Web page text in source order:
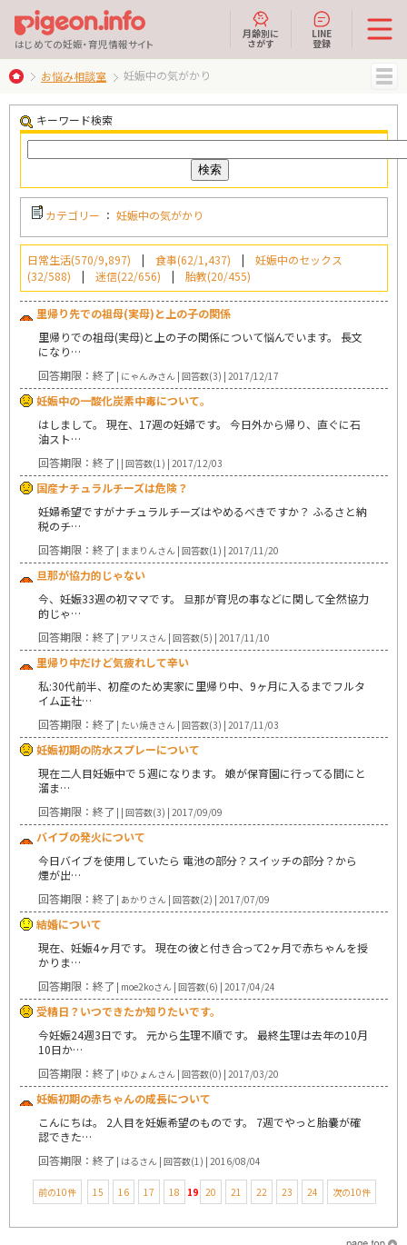
はじめての妊娠・育児情報サイト
月齢別に
さがす
LINE
登録
MENU
お悩み相談室 妊娠中の気がかり
キーワード検索
カテゴリー ： 妊娠中の気がかり
日常生活(570/9,897) | 食事(62/1,437) | 妊娠中のセックス
(32/588) | 迷信(22/656) | 胎教(20/455)
里帰り先での祖母(実母)と上の子の関係
里帰りでの祖母(実母)と上の子の関係について悩んでいます。 長文
になり…
回答期限：終了 | にゃんみさん | 回答数(3) | 2017/12/17
妊娠中の一酸化炭素中毒について。
はしまして。 現在、17週の妊婦です。 今日外から帰り、直ぐに石
油スト…
回答期限：終了 | | 回答数(1) | 2017/12/03
国産ナチュラルチーズは危険？
妊婦希望ですがナチュラルチーズはやめるべきですか？ ふるさと納
税のチ…
回答期限：終了 | ままりんさん | 回答数(1) | 2017/11/20
旦那が協力的じゃない
今、妊娠33週の初ママです。 旦那が育児の事などに関して全然協力
的じゃ…
回答期限：終了 | アリスさん | 回答数(5) | 2017/11/10
里帰り中だけど気疲れして辛い
私:30代前半、初産のため実家に里帰り中、9ヶ月に入るまでフルタ
イム正社…
回答期限：終了 | たい焼きさん | 回答数(3) | 2017/11/03
妊娠初期の防水スプレーについて
現在二人目妊娠中で５週になります。 娘が保育園に行ってる間にと
溜ま…
回答期限：終了 | | 回答数(3) | 2017/09/09
バイブの発火について
今日バイブを使用していたら 電池の部分？スイッチの部分？から
煙が出…
回答期限：終了 | あかりさん | 回答数(2) | 2017/07/09
結婚について
現在、妊娠4ヶ月です。 現在の彼と付き合って2ヶ月で赤ちゃんを授
かりま…
回答期限：終了 | moe2koさん | 回答数(6) | 2017/04/24
受精日？いつできたか知りたいです。
今妊娠24週3日です。 元から生理不順です。 最終生理は去年の10月
10日か…
回答期限：終了 | ゆひょんさん | 回答数(0) | 2017/03/20
妊娠初期の赤ちゃんの成長について
こんにちは。 2人目を妊娠希望のものです。 7週でやっと胎嚢が確
認できた…
回答期限：終了 | はるさん | 回答数(1) | 2016/08/04
前の10件 15 16 17 18 19 20 21 22 23 24 次の10件